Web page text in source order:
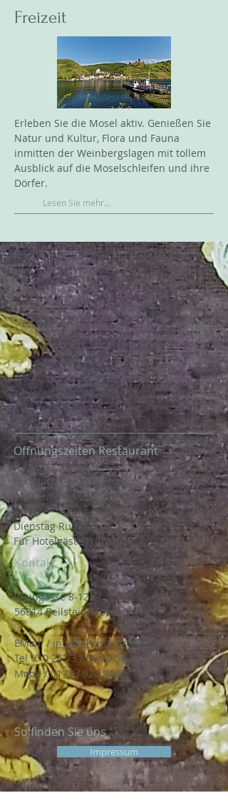
Freizeit
Erleben Sie die Mosel aktiv. Genießen Sie
Natur und Kultur, Flora und Fauna
inmitten der Weinbergslagen mit tollem
Ausblick auf die Moselschleifen und ihre
Dörfer.
Lesen Sie mehr...
Öffnungszeiten Restaurant
Mittwoch - Montag
11.00 Uhr bis 22.00 Uhr
Dienstag Ruhetag
Für Hotelgäste Frühstück
Kontakt
Weingasse 8-12
56814 Beilstein/Mosel
EMail / info@altestadtmauer.de
​Tel / 0 26 73 / 96 20 54
Mobil / 0173 / 924 8446
So finden Sie uns
Impressum